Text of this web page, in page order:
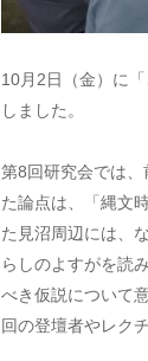
10月2日（金）に
しました。
第8回研究会では
た論点は、「縄文
た見沼周辺には、
らしのよすがを読
べき仮説について
回の登壇者やレク